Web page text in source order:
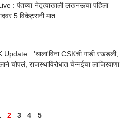
: पंतच्या नेतृत्वाखाली लखनऊचा पहिला
5 विकेट्सनी मात
: 'थाला'विना CSKची गाडी रखडली,
चोपलं, राजस्थाविरोधात चेन्नईचा लाजिरवाणा
2 3 4 5